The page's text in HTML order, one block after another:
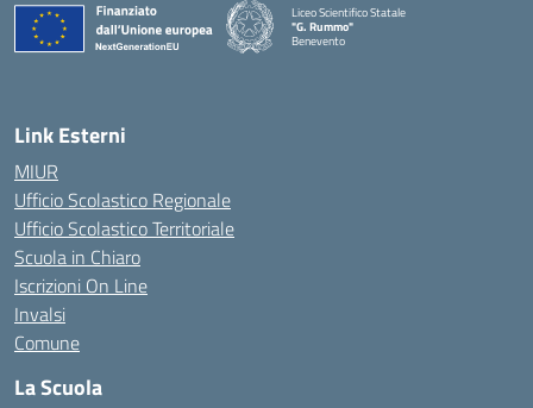
Liceo Scientifico Statale
"G. Rummo"
Benevento
Link Esterni
MIUR
Ufficio Scolastico Regionale
Ufficio Scolastico Territoriale
Scuola in Chiaro
Iscrizioni On Line
Invalsi
Comune
La Scuola